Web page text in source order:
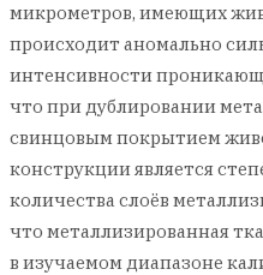
микрометров, имеющих
происходит аномально
интенсивности
что при дублировании
свинцовым покрытием
конструкции является
количества слоёв
что металлизированная
в изучаемом диапазоне